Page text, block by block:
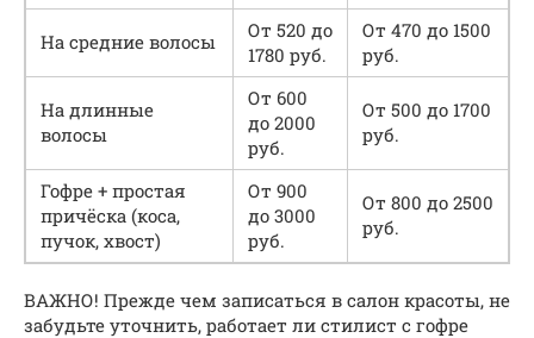
На средние волосы
От 520 до
1780 руб.
От 470 до 1500
руб.
На длинные
волосы
От 600
до 2000
руб.
От 500 до 1700
руб.
Гофре + простая
причёска (коса,
пучок, хвост)
От 900
до 3000
руб.
От 800 до 2500
руб.
ВАЖНО! Прежде чем записаться в салон красоты, не
забудьте уточнить, работает ли стилист с гофре